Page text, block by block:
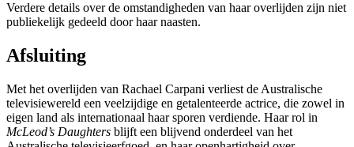
Verdere details over de omstandigheden van haar overlijden zijn niet
publiekelijk gedeeld door haar naasten.
Afsluiting
Met het overlijden van Rachael Carpani verliest de Australische
televisiewereld een veelzijdige en getalenteerde actrice, die zowel in
eigen land als internationaal haar sporen verdiende. Haar rol in
McLeod’s Daughters blijft een blijvend onderdeel van het